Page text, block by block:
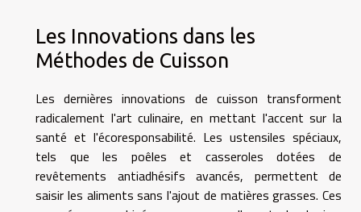
Les Innovations dans les
Méthodes de Cuisson
Les dernières innovations de cuisson transforment
radicalement l'art culinaire, en mettant l'accent sur la
santé et l'écoresponsabilité. Les ustensiles spéciaux,
tels que les poêles et casseroles dotées de
revêtements antiadhésifs avancés, permettent de
saisir les aliments sans l'ajout de matières grasses. Ces